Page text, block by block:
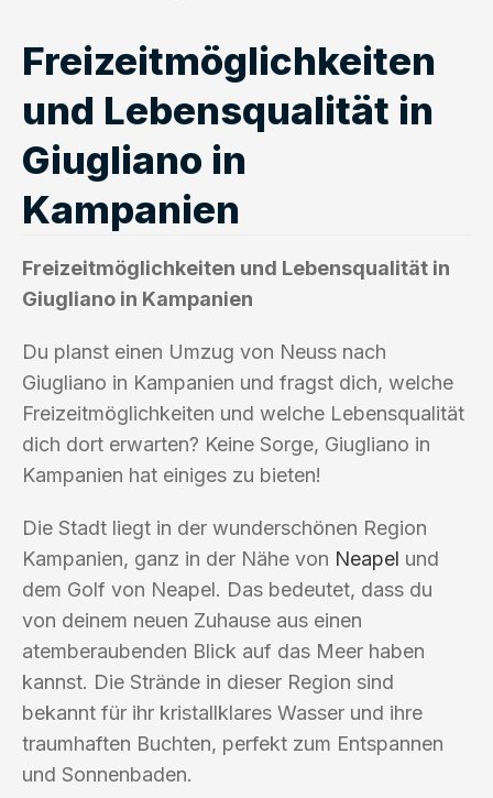
Freizeitmöglichkeiten
und Lebensqualität in
Giugliano in
Kampanien
Freizeitmöglichkeiten und Lebensqualität in
Giugliano in Kampanien
Du planst einen Umzug von Neuss nach
Giugliano in Kampanien und fragst dich, welche
Freizeitmöglichkeiten und welche Lebensqualität
dich dort erwarten? Keine Sorge, Giugliano in
Kampanien hat einiges zu bieten!
Die Stadt liegt in der wunderschönen Region
Kampanien, ganz in der Nähe von Neapel und
dem Golf von Neapel. Das bedeutet, dass du
von deinem neuen Zuhause aus einen
atemberaubenden Blick auf das Meer haben
kannst. Die Strände in dieser Region sind
bekannt für ihr kristallklares Wasser und ihre
traumhaften Buchten, perfekt zum Entspannen
und Sonnenbaden.